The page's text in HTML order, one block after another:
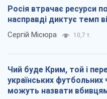
Росія втрачає ресурси
насправді диктує темп
Сергій Місюра 10,7 т.
Чий буде Крим, той і
українських футбольних
можуть назвати